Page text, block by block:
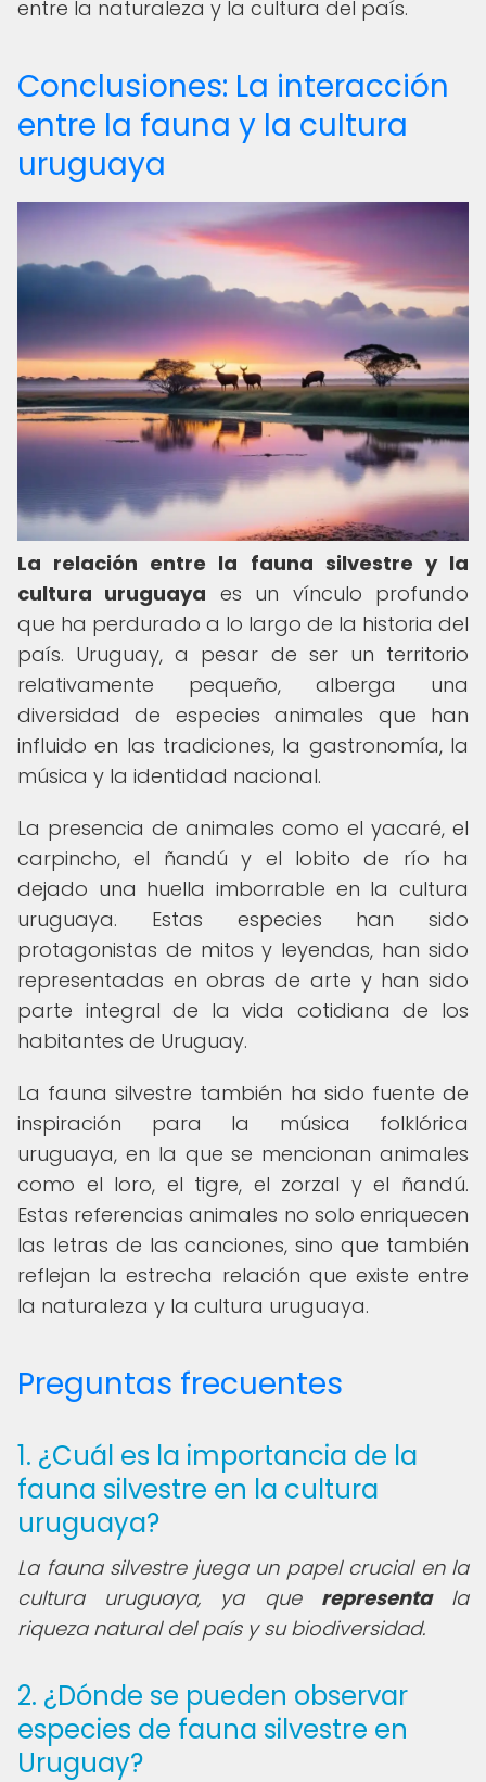
entre la naturaleza y la cultura del país.
Conclusiones: La interacción
entre la fauna y la cultura
uruguaya
La relación entre la fauna silvestre y la
cultura uruguaya es un vínculo profundo
que ha perdurado a lo largo de la historia del
país. Uruguay, a pesar de ser un territorio
relativamente pequeño, alberga una
diversidad de especies animales que han
influido en las tradiciones, la gastronomía, la
música y la identidad nacional.
La presencia de animales como el yacaré, el
carpincho, el ñandú y el lobito de río ha
dejado una huella imborrable en la cultura
uruguaya. Estas especies han sido
protagonistas de mitos y leyendas, han sido
representadas en obras de arte y han sido
parte integral de la vida cotidiana de los
habitantes de Uruguay.
La fauna silvestre también ha sido fuente de
inspiración para la música folklórica
uruguaya, en la que se mencionan animales
como el loro, el tigre, el zorzal y el ñandú.
Estas referencias animales no solo enriquecen
las letras de las canciones, sino que también
reflejan la estrecha relación que existe entre
la naturaleza y la cultura uruguaya.
Preguntas frecuentes
1. ¿Cuál es la importancia de la
fauna silvestre en la cultura
uruguaya?
La fauna silvestre juega un papel crucial en la
cultura uruguaya, ya que representala
riqueza natural del país y su biodiversidad.
2. ¿Dónde se pueden observar
especies de fauna silvestre en
Uruguay?